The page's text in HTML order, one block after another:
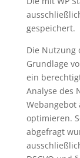
gespeichert.
Die Nutzung
Grundlage
ein
Analyse des
Webangebot
optimieren.
abgefragt